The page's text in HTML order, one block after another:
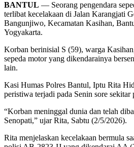
BANTUL — Seorang pengendara
terlibat kecelakaan di Jalan Karangjati
Bangunjiwo, Kecamatan Kasihan,
Yogyakarta.
Korban berinisial S (59), warga
sepeda motor yang dikendarainya
lain.
Kasi Humas Polres Bantul, Iptu Rita
peristiwa terjadi pada Senin sore
“Korban meninggal dunia dan telah
Senopati,” ujar Rita, Sabtu (2/5/2026).
Rita menjelaskan kecelakaan bermula